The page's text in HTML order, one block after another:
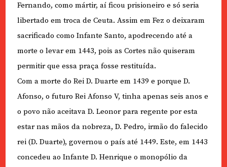
Fernando, como mártir, aí ficou prisioneiro e só seria
libertado em troca de Ceuta. Assim em Fez o deixaram
sacrificado como Infante Santo, apodrecendo até a
morte o levar em 1443, pois as Cortes não quiseram
permitir que essa praça fosse restituída.
Com a morte do Rei D. Duarte em 1439 e porque D.
Afonso, o futuro Rei Afonso V, tinha apenas seis anos e
o povo não aceitava D. Leonor para regente por esta
estar nas mãos da nobreza, D. Pedro, irmão do falecido
rei (D. Duarte), governou o país até 1449. Este, em 1443
concedeu ao Infante D. Henrique o monopólio da